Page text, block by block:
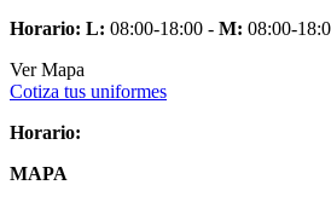
Horario: L: 08:00-18:00 - M: 08:00-
Ver Mapa
Cotiza tus uniformes
Horario:
MAPA